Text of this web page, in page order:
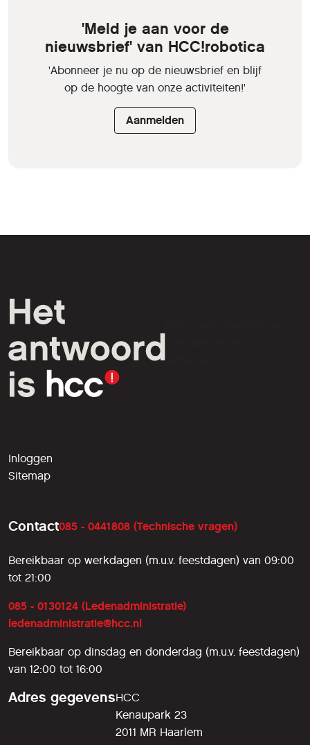
'Meld je aan voor de
nieuwsbrief' van HCC!robotica
'Abonneer je nu op de nieuwsbrief en blijf
op de hoogte van onze activiteiten!'
Aanmelden
liefhebbers.
Inloggen
Sitemap
Contact085 - 0441808 (Technische vragen)
Bereikbaar op werkdagen (m.u.v. feestdagen) van 09:00
tot 21:00
085 - 0130124 (Ledenadministratie)
ledenadministratie@hcc.nl
Bereikbaar op dinsdag en donderdag (m.u.v. feestdagen)
van 12:00 tot 16:00
Adres gegevensHCC
Kenaupark 23
2011 MR Haarlem